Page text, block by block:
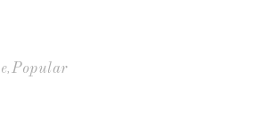
, Popular